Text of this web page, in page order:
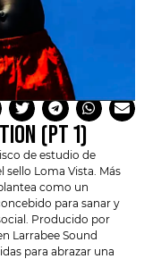
(PT 1)
de estudio de
Loma Vista. Más
como un
para sanar y
Producido por
Larrabee Sound
para abrazar una